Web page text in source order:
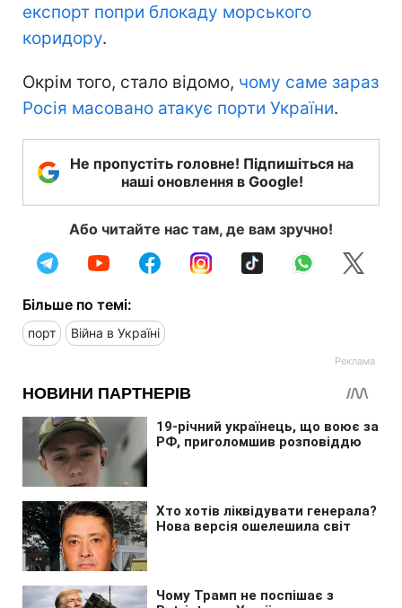
експорт попри блокаду морського
коридору.
Окрім того, стало відомо, чому саме зараз
Росія масовано атакує порти України.
Не пропустіть головне! Підпишіться на
наші оновлення в Google!
Або читайте нас там, де вам зручно!
Більше по темі:
порт Війна в Україні